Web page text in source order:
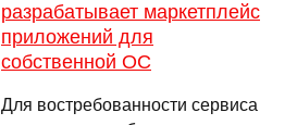
разрабатывает маркетплейс
приложений для
собственной ОС
Для востребованности сервиса